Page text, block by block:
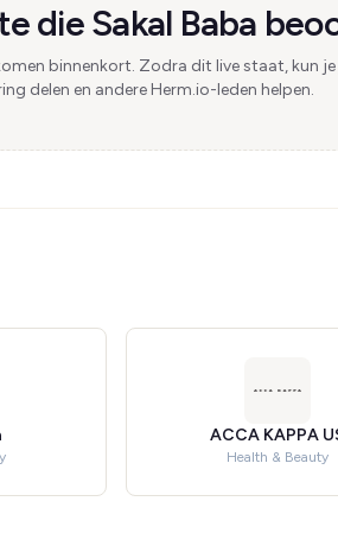
die Sakal Baba
binnenkort. Zodra dit live staat, kun je
delen en andere Herm.io-leden helpen.
ACCA KAPPA
Health & Beauty